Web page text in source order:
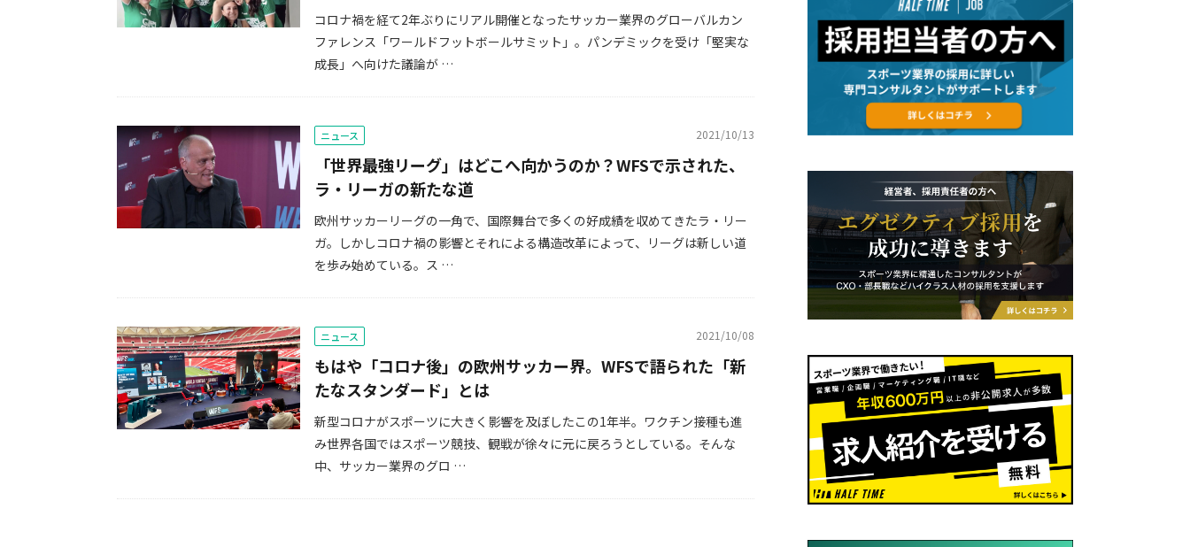
コロナ禍を経て2年ぶりにリアル開催となったサッカー業界のグローバルカン
ファレンス「ワールドフットボールサミット」。パンデミックを受け「堅実な
成長」へ向けた議論が …
ニュース 2021/10/13
「世界最強リーグ」はどこへ向かうのか？WFSで示された、
ラ・リーガの新たな道
欧州サッカーリーグの一角で、国際舞台で多くの好成績を収めてきたラ・リー
ガ。しかしコロナ禍の影響とそれによる構造改革によって、リーグは新しい道
を歩み始めている。ス …
ニュース 2021/10/08
もはや「コロナ後」の欧州サッカー界。WFSで語られた「新
たなスタンダード」とは
新型コロナがスポーツに大きく影響を及ぼしたこの1年半。ワクチン接種も進
み世界各国ではスポーツ競技、観戦が徐々に元に戻ろうとしている。そんな
中、サッカー業界のグロ …